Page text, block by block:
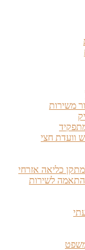
משירות
וועדת חצי
לשירות